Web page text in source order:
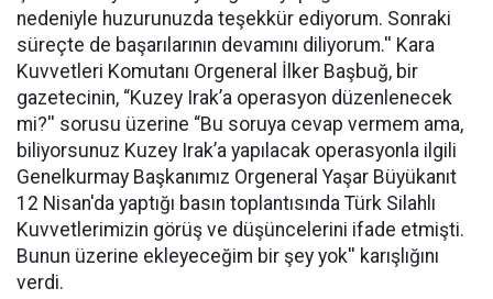
nedeniyle huzurunuzda teşekkür ediyorum. Sonraki
süreçte de başarılarının devamını diliyorum.'' Kara
Kuvvetleri Komutanı Orgeneral İlker Başbuğ, bir
gazetecinin, “Kuzey Irak’a operasyon düzenlenecek
mi?'' sorusu üzerine “Bu soruya cevap vermem ama,
biliyorsunuz Kuzey Irak’a yapılacak operasyonla ilgili
Genelkurmay Başkanımız Orgeneral Yaşar Büyükanıt
12 Nisan'da yaptığı basın toplantısında Türk Silahlı
Kuvvetlerimizin görüş ve düşüncelerini ifade etmişti.
Bunun üzerine ekleyeceğim bir şey yok'' karışlığını
verdi.